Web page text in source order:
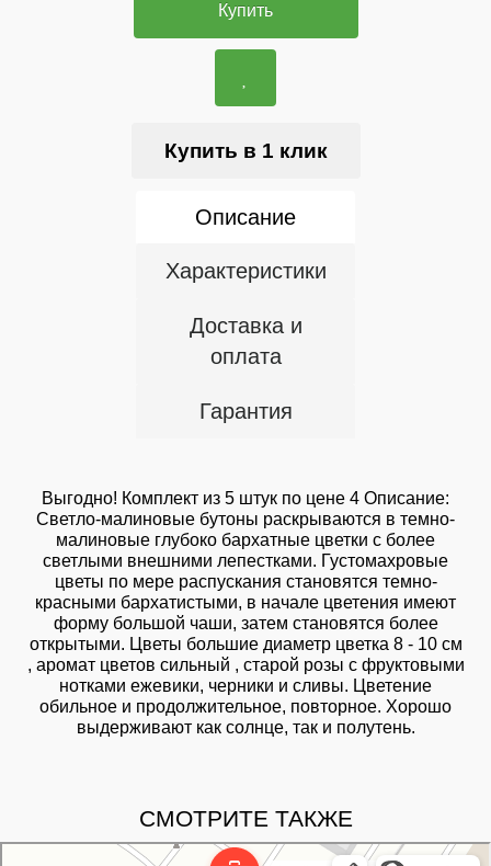
Купить
Купить в 1 клик
Описание
Характеристики
Доставка и
оплата
Гарантия
Выгодно! Комплект из 5 штук по цене 4 Описание:
Светло-малиновые бутоны раскрываются в темно-
малиновые глубоко бархатные цветки с более
светлыми внешними лепестками. Густомахровые
цветы по мере распускания становятся темно-
красными бархатистыми, в начале цветения имеют
форму большой чаши, затем становятся более
открытыми. Цветы большие диаметр цветка 8 - 10 см
, аромат цветов сильный , старой розы с фруктовыми
нотками ежевики, черники и сливы. Цветение
обильное и продолжительное, повторное. Хорошо
выдерживают как солнце, так и полутень.
СМОТРИТЕ ТАКЖЕ